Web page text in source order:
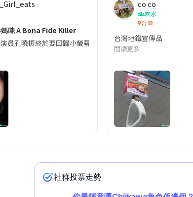
媽咪 A Bona Fide Killer
員孔曉振終於要回歸小螢幕啦!這次的劇本改編自同名網絡
co co
吹水
台灣
台灣地鐵宣傳品
閱讀更多